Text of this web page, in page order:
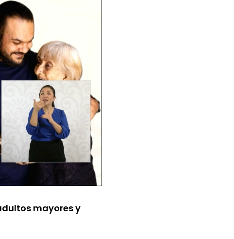
mayores y